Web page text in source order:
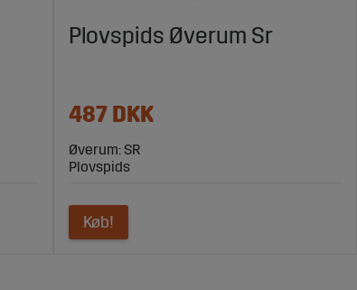
Plovspids Øverum Sr
487 DKK
Øverum: SR
Plovspids
Køb!